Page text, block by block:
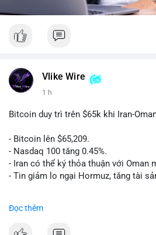
Vlike Wire
1 h
Bitcoin duy trì trên $65k khi Iran-
- Bitcoin lên $65,209.
- Nasdaq 100 tăng 0.45%.
- Iran có thể ký thỏa thuận với Oman
- Tin giảm lo ngại Hormuz, tăng tài
Đọc thêm